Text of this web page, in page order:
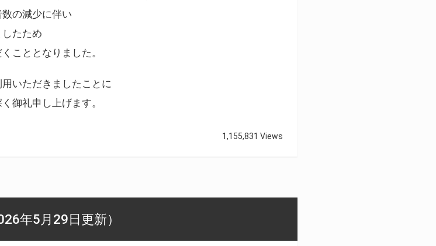
の減少に伴い
たため
こととなりました。
いただきましたことに
御礼申し上げます。
1,155,831 Views
年5月29日更新）